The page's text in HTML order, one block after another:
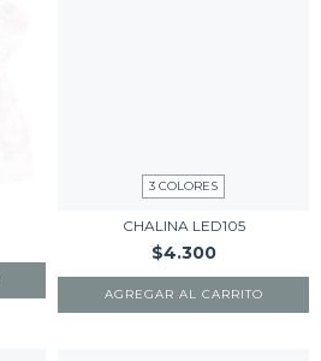
3 COLORES
CHALINA LED105
$4.300
AGREGAR AL CARRITO